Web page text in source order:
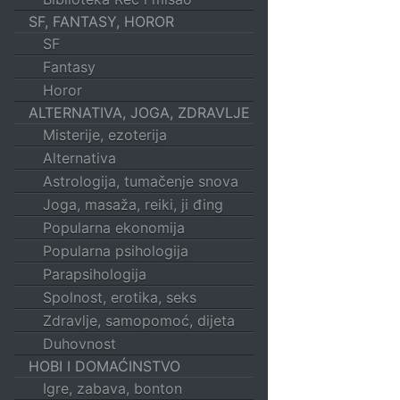
SF, FANTASY, HOROR
SF
Fantasy
Horor
ALTERNATIVA, JOGA, ZDRAVLJE
Misterije, ezoterija
Alternativa
Astrologija, tumačenje snova
Joga, masaža, reiki, ji đing
Popularna ekonomija
Popularna psihologija
Parapsihologija
Spolnost, erotika, seks
Zdravlje, samopomoć, dijeta
Duhovnost
HOBI I DOMAĆINSTVO
Igre, zabava, bonton